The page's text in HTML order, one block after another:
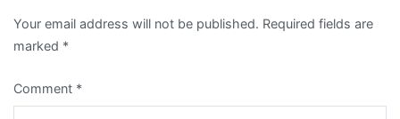
Your email address will not be published. Required fields are
marked *
Comment *